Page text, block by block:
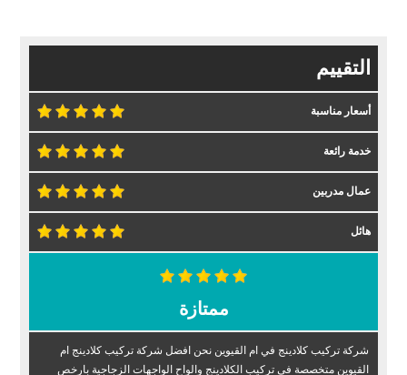
التقييم
أسعار مناسبة
خدمة رائعة
عمال مدربين
هائل
ممتازة
شركة تركيب كلادينج في ام القيوين نحن افضل شركة تركيب كلادينج ام
القيوين متخصصة في تركيب الكلادينج والواح الواجهات الزجاجية بارخص